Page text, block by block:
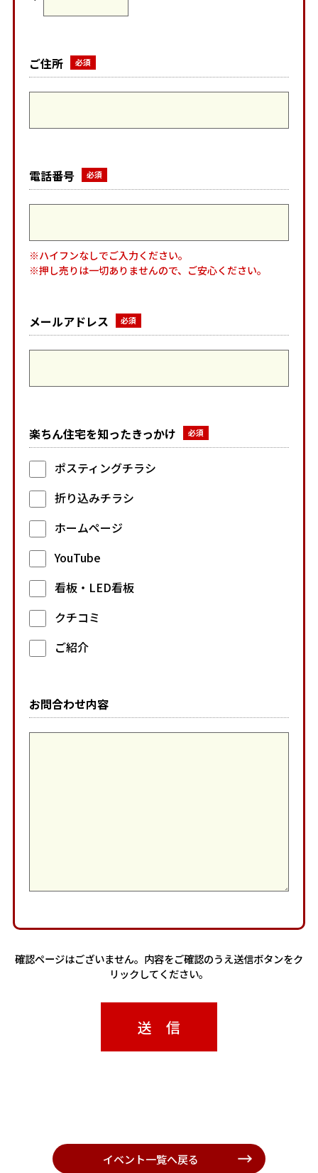
ご住所
電話番号
※ハイフンなしでご入力ください。
※押し売りは一切ありませんので、ご安心ください。
メールアドレス
楽ちん住宅を知ったきっかけ
ポスティングチラシ
折り込みチラシ
ホームページ
YouTube
看板・LED看板
クチコミ
ご紹介
お問合わせ内容
確認ページはございません。内容をご確認のうえ送信ボタンをク
リックしてください。
イベント一覧へ戻る